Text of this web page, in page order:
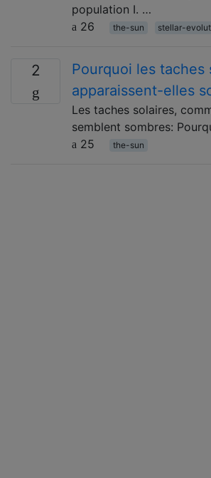
population I. …
26
the-sun stellar-
2
Pourquoi les taches
apparaissent-elles
Les taches solaires,
semblent sombres:
25
the-sun